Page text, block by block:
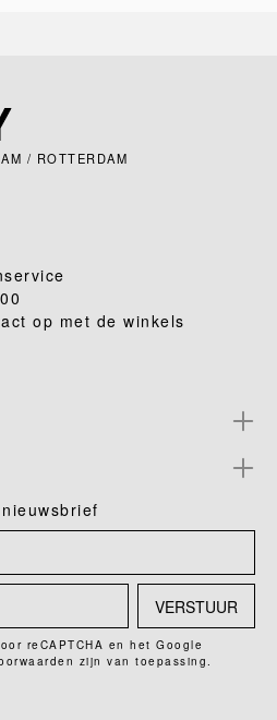
/ ROTTERDAM
op met de winkels
VERSTUUR
reCAPTCHA en het Google
zijn van toepassing.